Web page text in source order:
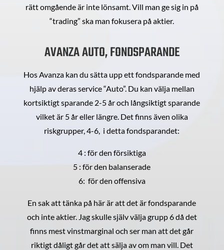
rätt omgående är inte lönsamt. Vill man ge sig in på
“trading” ska man fokusera på aktier.
AVANZA AUTO, FONDSPARANDE
Hos Avanza kan du sätta upp ett fondsparande med
hjälp av deras service “Auto”. Du kan välja mellan
kortsiktigt sparande 2-5 år och långsiktigt sparande
vilket är 5 år eller längre. Det finns även olika
riskgrupper, 4-6, i detta fondsparandet:
4 : för den försiktiga
5 : för den balanserade
6: för den offensiva
En sak att tänka på här är att det är fondsparande
och inte aktier. Jag skulle själv välja grupp 6 då det
finns mest vinstmarginal och ser man att det går
riktigt dåligt går det att sälja av om man vill. Det